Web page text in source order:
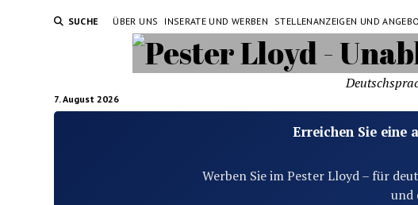
SUCHE ÜBER UNS INSERATE UND WERBEN STELLENANZEIGEN UND
7. August 2026
Erreichen Sie eine
Werben Sie im Pester Lloyd – für
und